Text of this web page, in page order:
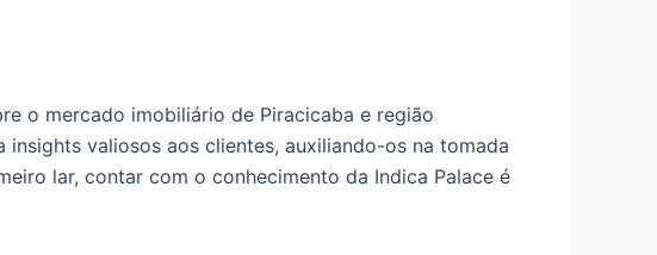
o mercado imobiliário de Piracicaba e região
valiosos aos clientes, auxiliando-os na tomada
lar, contar com o conhecimento da Indica Palace é